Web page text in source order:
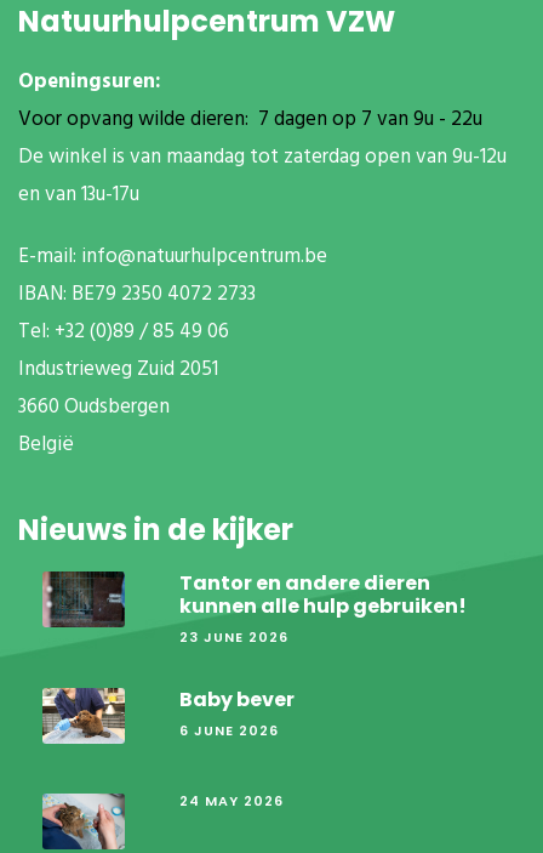
Natuurhulpcentrum VZW
Openingsuren:
Voor opvang wilde dieren: 7 dagen op 7 van 9u - 22u
De winkel is van maandag tot zaterdag open van 9u-12u
en van 13u-17u
E-mail: info@natuurhulpcentrum.be
IBAN: BE79 2350 4072 2733
Tel: +32 (0)89 / 85 49 06
Industrieweg Zuid 2051
3660 Oudsbergen
België
Nieuws in de kijker
Tantor en andere dieren
kunnen alle hulp gebruiken!
23 JUNE 2026
Baby bever
6 JUNE 2026
24 MAY 2026